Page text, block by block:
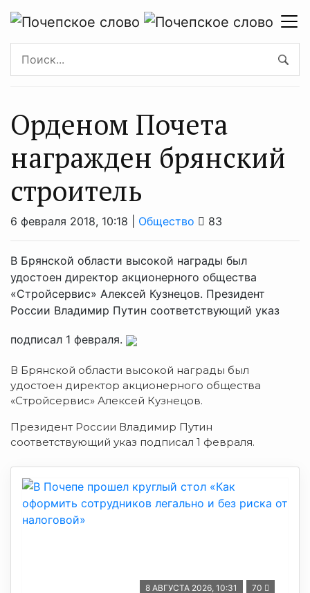
Орденом Почета
награжден брянский
строитель
6 февраля 2018, 10:18 | Общество 83
В Брянской области высокой награды был
удостоен директор акционерного общества
«Стройсервис» Алексей Кузнецов. Президент
России Владимир Путин соответствующий указ
подписал 1 февраля.
В Брянской области высокой награды был
удостоен директор акционерного общества
«Стройсервис» Алексей Кузнецов.
Президент России Владимир Путин
соответствующий указ подписал 1 февраля.
8 АВГУСТА 2026, 10:31 70